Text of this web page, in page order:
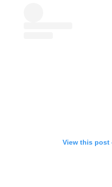
View this post